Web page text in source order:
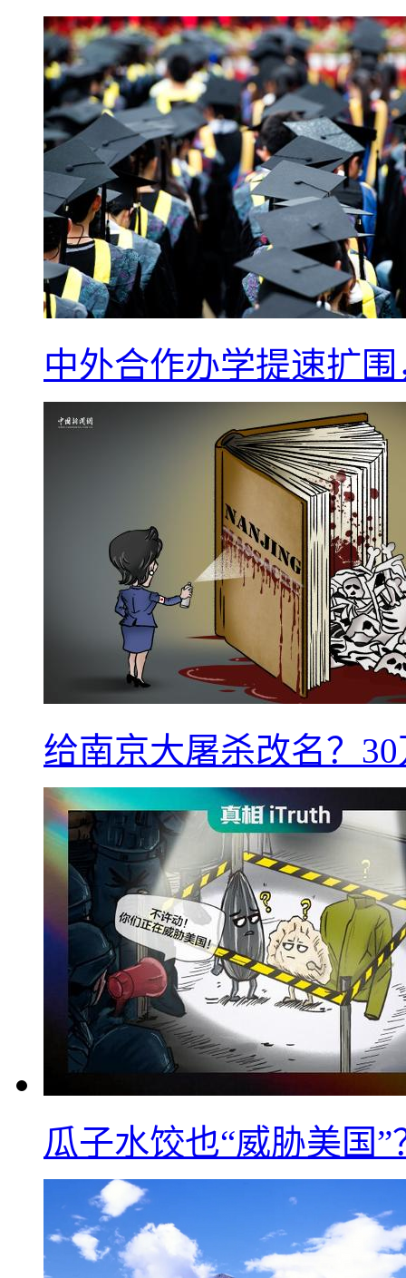
中外合作办学提速扩
给南京大屠杀改名？
瓜子水饺也“威胁美国”